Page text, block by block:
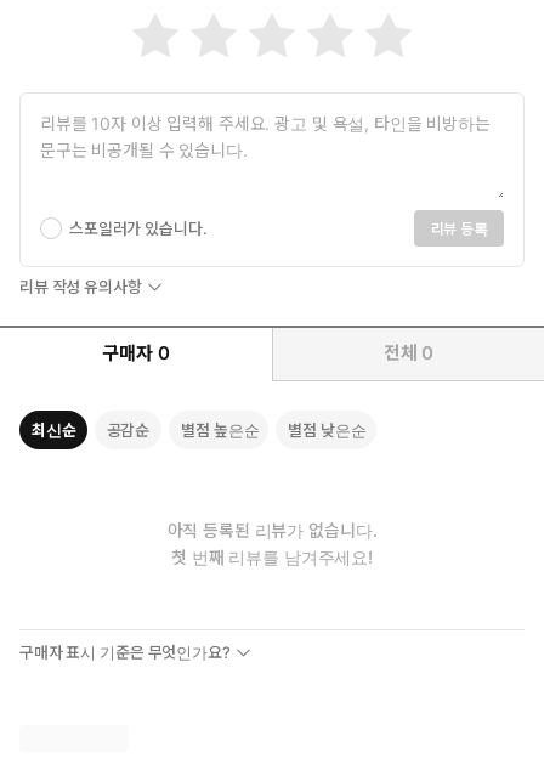
스포일러가 있습니다. 리뷰 등록
리뷰 작성 유의사항
구매자 0 전체 0
최신순 공감순 별점 높은순 별점 낮은순
아직 등록된 리뷰가 없습니다.
첫 번째 리뷰를 남겨주세요!
구매자 표시 기준은 무엇인가요?